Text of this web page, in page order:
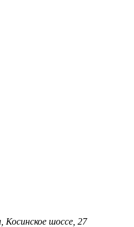
Косинское шоссе, 27